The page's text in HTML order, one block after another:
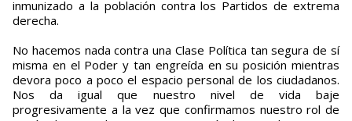
inmunizado a la población contra los Partidos de extrema
derecha.
No hacemos nada contra una Clase Política tan segura de sí
misma en el Poder y tan engreída en su posición mientras
devora poco a poco el espacio personal de los ciudadanos.
Nos da igual que nuestro nivel de vida baje
progresivamente a la vez que confirmamos nuestro rol de